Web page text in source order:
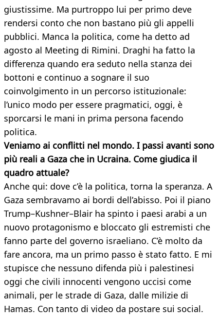
giustissime. Ma purtroppo lui per primo deve
rendersi conto che non bastano più gli appelli
pubblici. Manca la politica, come ha detto ad
agosto al Meeting di Rimini. Draghi ha fatto la
differenza quando era seduto nella stanza dei
bottoni e continuo a sognare il suo
coinvolgimento in un percorso istituzionale:
l’unico modo per essere pragmatici, oggi, è
sporcarsi le mani in prima persona facendo
politica.
Veniamo ai conflitti nel mondo. I passi avanti sono
più reali a Gaza che in Ucraina. Come giudica il
quadro attuale?
Anche qui: dove c’è la politica, torna la speranza. A
Gaza sembravamo ai bordi dell’abisso. Poi il piano
Trump–Kushner–Blair ha spinto i paesi arabi a un
nuovo protagonismo e bloccato gli estremisti che
fanno parte del governo israeliano. C’è molto da
fare ancora, ma un primo passo è stato fatto. E mi
stupisce che nessuno difenda più i palestinesi
oggi che civili innocenti vengono uccisi come
animali, per le strade di Gaza, dalle milizie di
Hamas. Con tanto di video da postare sui social.